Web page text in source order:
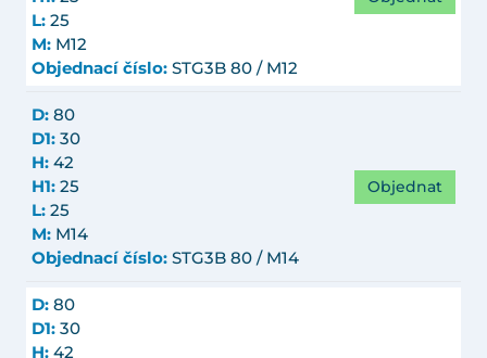
L: 25
M: M12
Objednací číslo: STG3B 80 / M12
D: 80
D1: 30
H: 42
H1: 25
L: 25
M: M14
Objednací číslo: STG3B 80 / M14
Objednat
D: 80
D1: 30
H: 42